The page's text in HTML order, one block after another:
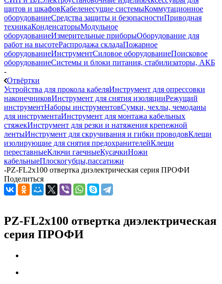
щитов и шкафовКабеленесущие системыКоммутационное
оборудованиеСредства защиты и безопасностиПриводная
техникаКонденсаторыМодульное
оборудованиеИзмерительные приборыОборудование для
работ на высотеРаспродажа складаПожарное
оборудованиеИнструментСиловое оборудованиеПоисковое
оборудованиеСистемы и блоки питания, стабилизаторы, АКБ
-
Отвёртки
Устройства для прокола кабеляИнструмент для опрессовки
наконечниковИнструмент для снятия изоляцииРежущий
инструментНаборы инструментовСумки, чехлы, чемоданы
для инструментаИнструмент для монтажа кабельных
стяжекИнструмент для резки и натяжения крепежной
лентыИнструмент для скручивания и гибки проводовКлещи
изолирующие для снятия предохранителейКлещи
переставныеКлючи гаечныеКусачкиНожи
кабельныеПлоскогубцы,пассатижи
-PZ-FL2х100 отвертка диэлектрическая серия ПРОФИ
Поделиться
PZ-FL2х100 отвертка диэлектрическая
серия ПРОФИ